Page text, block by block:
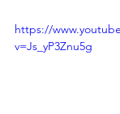
https://
v=Js_yP3Znu5g